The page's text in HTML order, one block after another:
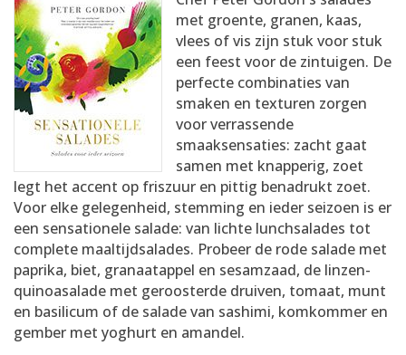
AANMELDEN
RECEPTEN
WEEKMENU'S
KOOKBOEKEN
met groente, granen, kaas,
vlees of vis zijn stuk voor stuk
een feest voor de zintuigen. De
perfecte combinaties van
smaken en texturen zorgen
voor verrassende
smaaksensaties: zacht gaat
samen met knapperig, zoet
legt het accent op friszuur en pittig benadrukt zoet.
Voor elke gelegenheid, stemming en ieder seizoen is er
een sensationele salade: van lichte lunchsalades tot
complete maaltijdsalades. Probeer de rode salade met
paprika, biet, granaatappel en sesamzaad, de linzen-
quinoasalade met geroosterde druiven, tomaat, munt
en basilicum of de salade van sashimi, komkommer en
gember met yoghurt en amandel.